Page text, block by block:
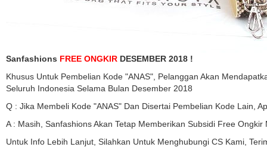
Sanfashions FREE ONGKIR DESEMBER 2018 !
Khusus Untuk Pembelian Kode "ANAS", Pelanggan Akan
Seluruh Indonesia Selama Bulan Desember 2018
Q : Jika Membeli Kode "ANAS" Dan Disertai Pembelian Kode Lain,
A : Masih, Sanfashions Akan Tetap Memberikan Subsidi Free Ongkir
Untuk Info Lebih Lanjut, Silahkan Untuk Menghubungi CS Kami,